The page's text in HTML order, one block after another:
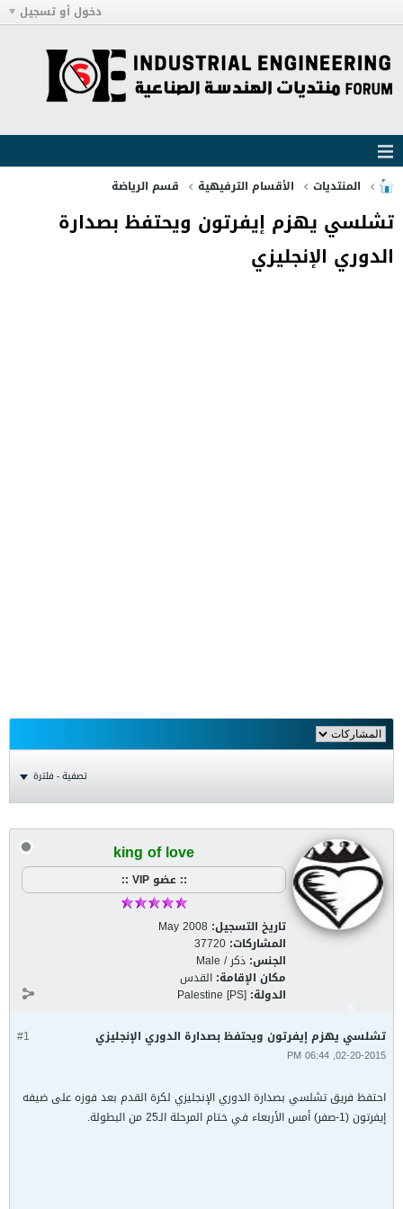
دخول أو تسجيل
المنتديات الأقسام الترفيهية قسم الرياضة
تشلسي يهزم إيفرتون ويحتفظ بصدارة
الدوري الإنجليزي
تصفية - فلترة
king of love
:: عضو VIP ::
تاريخ التسجيل: May 2008
المشاركات: 37720
الجنس: ذكر / Male
مكان الإقامة: القدس
الدولة: Palestine [PS]
#1 تشلسي يهزم إيفرتون ويحتفظ بصدارة الدوري الإنجليزي
02-20-2015, 06:44 PM
احتفظ فريق تشلسي بصدارة الدوري الإنجليزي لكرة القدم بعد فوزه على ضيفه
إيفرتون (1-صفر) أمس الأربعاء في ختام المرحلة الـ25 من البطولة.